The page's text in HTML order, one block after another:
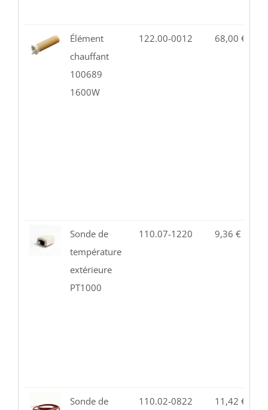
Élément
chauffant
100689
1600W
122.00-0012 68,00 €
Sonde de
température
extérieure
PT1000
110.07-1220 9,36 €
Sonde de
110.02-0822 11,42 €